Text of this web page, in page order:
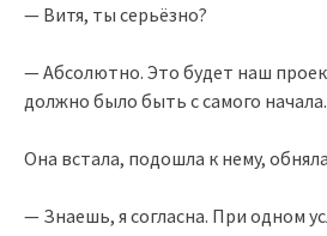
— Витя, ты серьёзно?
— Абсолютно. Это будет наш
должно было быть с самого начала.
Она встала, подошла к нему,
— Знаешь, я согласна. При одном